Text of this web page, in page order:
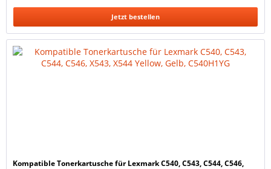
Jetzt bestellen
Kompatible Tonerkartusche für Lexmark C540, C543, C544, C546,